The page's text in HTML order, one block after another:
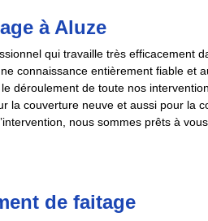
à Aluze
qui travaille très efficacement
connaissance entièrement fiable et
déroulement de toute nos
la couverture neuve et aussi pour la
nous sommes prêts à
de faitage